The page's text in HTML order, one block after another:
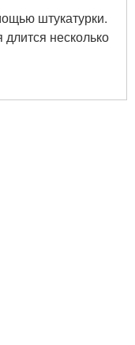
штукатурки.
несколько